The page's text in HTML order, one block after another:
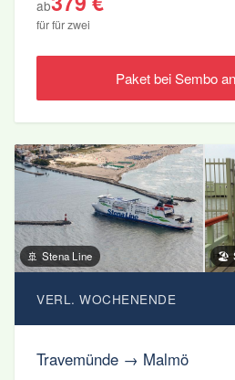
ab
für für zwei
Paket bei Sembo
🚢 Stena Line 🏖️
VERL. WOCHENENDE
Travemünde → Malmö